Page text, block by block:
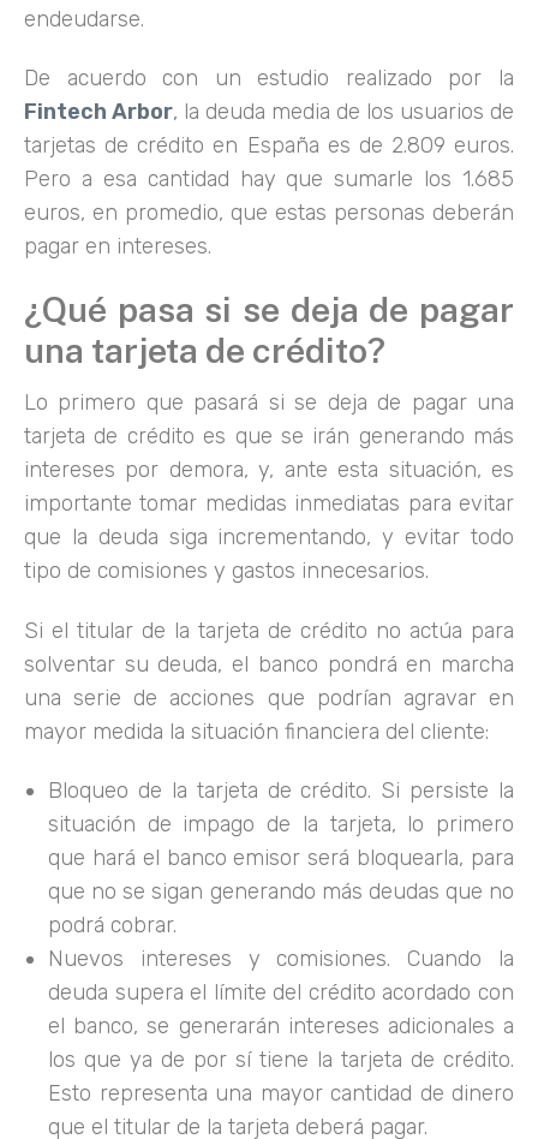
endeudarse.
De acuerdo con un estudio realizado por la
Fintech Arbor, la deuda media de los usuarios de
tarjetas de crédito en España es de 2.809 euros.
Pero a esa cantidad hay que sumarle los 1.685
euros, en promedio, que estas personas deberán
pagar en intereses.
¿Qué pasa si se deja de pagar
una tarjeta de crédito?
Lo primero que pasará si se deja de pagar una
tarjeta de crédito es que se irán generando más
intereses por demora, y, ante esta situación, es
importante tomar medidas inmediatas para evitar
que la deuda siga incrementando, y evitar todo
tipo de comisiones y gastos innecesarios.
Si el titular de la tarjeta de crédito no actúa para
solventar su deuda, el banco pondrá en marcha
una serie de acciones que podrían agravar en
mayor medida la situación financiera del cliente:
Bloqueo de la tarjeta de crédito. Si persiste la
situación de impago de la tarjeta, lo primero
que hará el banco emisor será bloquearla, para
que no se sigan generando más deudas que no
podrá cobrar.
Nuevos intereses y comisiones. Cuando la
deuda supera el límite del crédito acordado con
el banco, se generarán intereses adicionales a
los que ya de por sí tiene la tarjeta de crédito.
Esto representa una mayor cantidad de dinero
que el titular de la tarjeta deberá pagar.